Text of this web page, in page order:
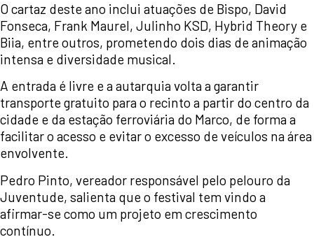
O cartaz deste ano inclui atuações de Bispo, David
Fonseca, Frank Maurel, Julinho KSD, Hybrid Theory e
Biia, entre outros, prometendo dois dias de animação
intensa e diversidade musical.
A entrada é livre e a autarquia volta a garantir
transporte gratuito para o recinto a partir do centro da
cidade e da estação ferroviária do Marco, de forma a
facilitar o acesso e evitar o excesso de veículos na área
envolvente.
Pedro Pinto, vereador responsável pelo pelouro da
Juventude, salienta que o festival tem vindo a
afirmar-se como um projeto em crescimento
contínuo.